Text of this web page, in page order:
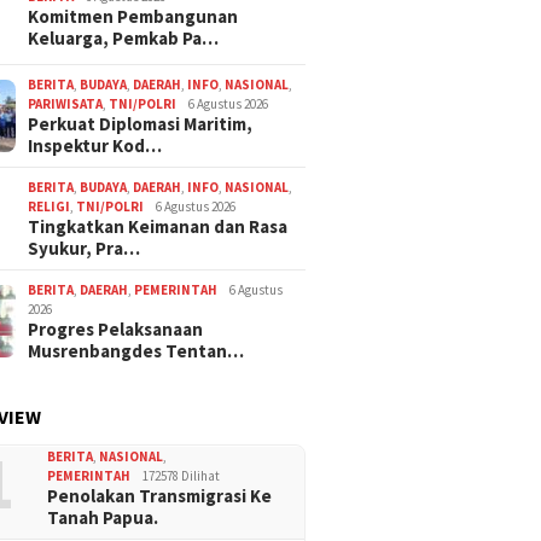
Komitmen Pembangunan
Keluarga, Pemkab Pa…
BERITA, BUDAYA, DAERAH, INFO, NASIONAL,
PARIWISATA, TNI/POLRI 6 Agustus 2026
Perkuat Diplomasi Maritim,
Inspektur Kod…
BERITA, BUDAYA, DAERAH, INFO, NASIONAL,
RELIGI, TNI/POLRI 6 Agustus 2026
Tingkatkan Keimanan dan Rasa
Syukur, Pra…
BERITA, DAERAH, PEMERINTAH
6 Agustus
2026
Progres Pelaksanaan
Musrenbangdes Tentan…
BERITA, NASIONAL,
PEMERINTAH
172578 Dilihat
Penolakan Transmigrasi Ke
Tanah Papua.